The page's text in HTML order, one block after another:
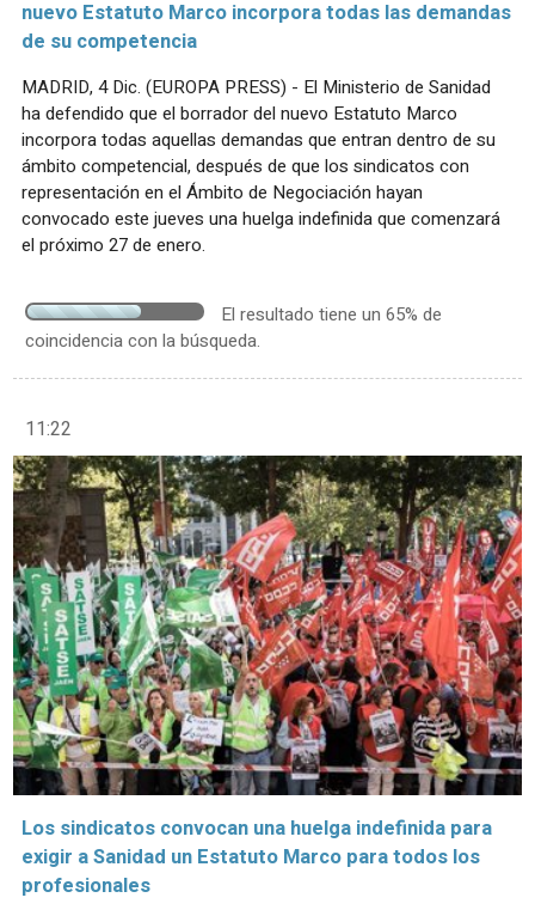
nuevo Estatuto Marco incorpora todas las demandas
de su competencia
MADRID, 4 Dic. (EUROPA PRESS) - El Ministerio de Sanidad
ha defendido que el borrador del nuevo Estatuto Marco
incorpora todas aquellas demandas que entran dentro de su
ámbito competencial, después de que los sindicatos con
representación en el Ámbito de Negociación hayan
convocado este jueves una huelga indefinida que comenzará
el próximo 27 de enero.
El resultado tiene un 65% de
coincidencia con la búsqueda.
11:22
Los sindicatos convocan una huelga indefinida para
exigir a Sanidad un Estatuto Marco para todos los
profesionales